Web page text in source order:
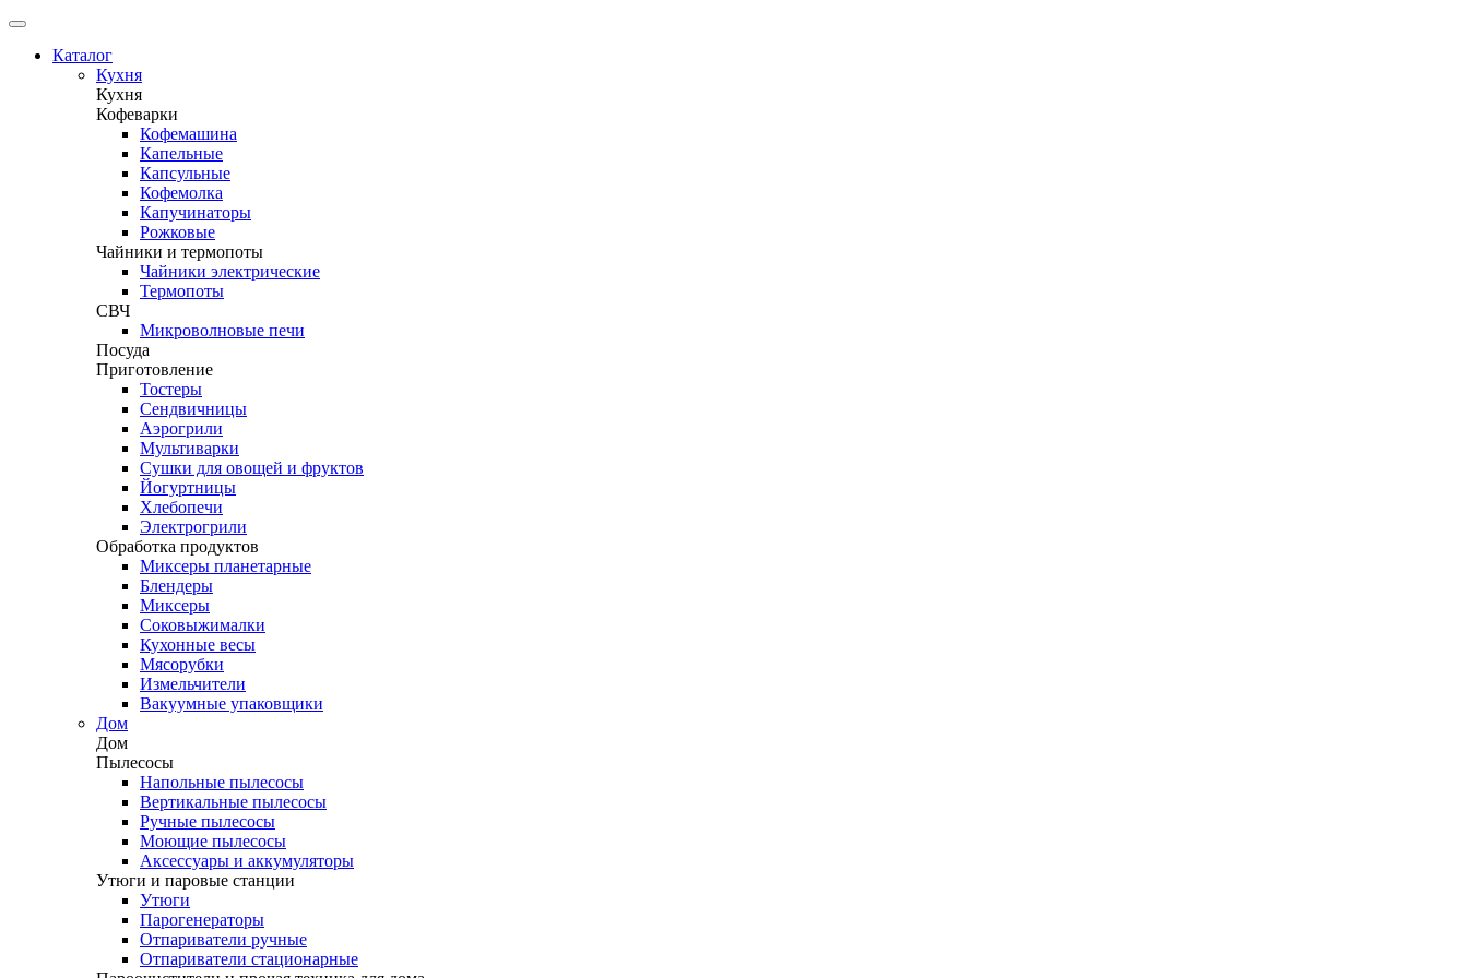
Каталог
Кухня
Кухня
Кофеварки
Кофемашина
Капельные
Капсульные
Кофемолка
Капучинаторы
Рожковые
Чайники и термопоты
Чайники электрические
Термопоты
СВЧ
Микроволновые печи
Посуда
Приготовление
Тостеры
Сендвичницы
Аэрогрили
Мультиварки
Сушки для овощей и фруктов
Йогуртницы
Хлебопечи
Электрогрили
Обработка продуктов
Миксеры планетарные
Блендеры
Миксеры
Соковыжималки
Кухонные весы
Мясорубки
Измельчители
Вакуумные упаковщики
Дом
Дом
Пылесосы
Напольные пылесосы
Вертикальные пылесосы
Ручные пылесосы
Моющие пылесосы
Аксессуары и аккумуляторы
Утюги и паровые станции
Утюги
Парогенераторы
Отпариватели ручные
Отпариватели стационарные